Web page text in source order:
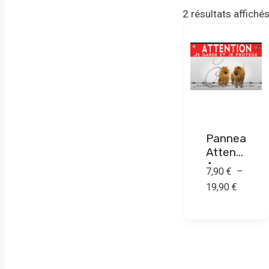
2 résultats affichés
Panneau
Attention
Au
Chien
Chow
7,90 € –
19,90 €Plage